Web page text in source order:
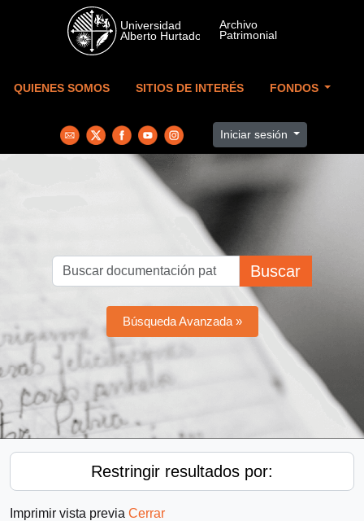
Skip to main content
QUIENES SOMOS SITIOS DE INTERÉS FONDOS
Iniciar sesión
Buscar
Búsqueda Avanzada »
Restringir resultados por:
Imprimir vista previa Cerrar